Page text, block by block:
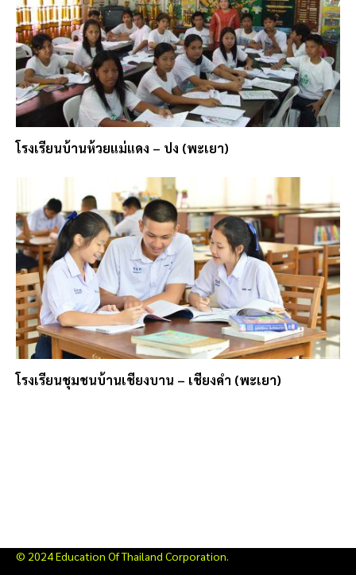
โรงเรียนบ้านห้วยแม่แดง – ปง (พะเยา)
โรงเรียนชุมชนบ้านเชียงบาน – เชียงคำ (พะเยา)
© 2024 Education Of Thailand Corporation.